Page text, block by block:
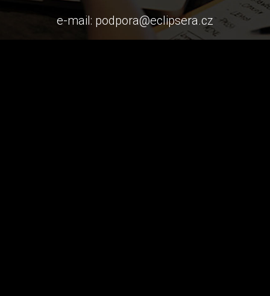
e-mail: podpora@eclipsera.cz